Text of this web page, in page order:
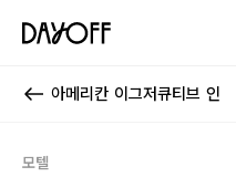
아메리칸 이그저큐티브 인
모텔